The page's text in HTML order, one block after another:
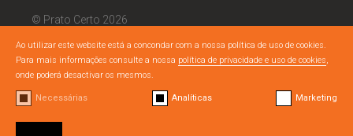
Ao utilizar este website está a concondar com a nossa política de uso de cookies.
Para mais informações consulte a nossa política de privacidade e uso de cookies,
onde poderá desactivar os mesmos.
Necessárias Analíticas Marketing
© Prato Certo 2026
Bybluesoft.pt/Nuts Branding